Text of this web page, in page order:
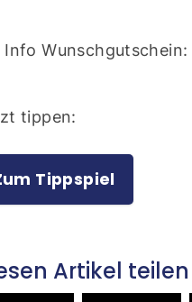
Info Wunschgutschein:
tippen:
Tippspiel
Artikel teilen